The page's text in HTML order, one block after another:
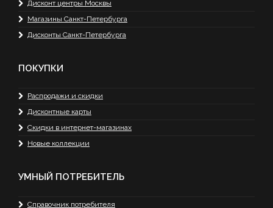
Дисконт центры Москвы
Магазины Санкт-Петербурга
Дисконты Санкт-Петербурга
ПОКУПКИ
Распродажи и скидки
Дисконтные карты
Скидки в интернет-магазинах
Новые коллекции
УМНЫЙ ПОТРЕБИТЕЛЬ
Справочник потребителя